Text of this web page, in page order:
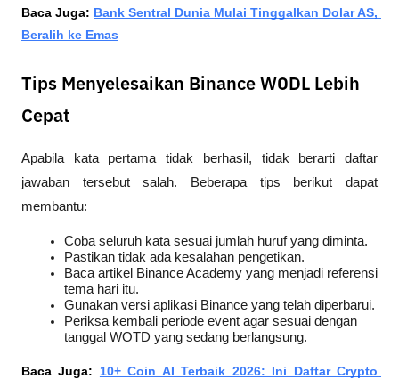
Baca Juga: Bank Sentral Dunia Mulai Tinggalkan Dolar AS,
Beralih ke Emas
Tips Menyelesaikan Binance WODL Lebih
Cepat
Apabila kata pertama tidak berhasil, tidak berarti daftar
jawaban tersebut salah. Beberapa tips berikut dapat
membantu:
Coba seluruh kata sesuai jumlah huruf yang diminta.
Pastikan tidak ada kesalahan pengetikan.
Baca artikel Binance Academy yang menjadi referensi
tema hari itu.
Gunakan versi aplikasi Binance yang telah diperbarui.
Periksa kembali periode event agar sesuai dengan
tanggal WOTD yang sedang berlangsung.
Baca Juga: 10+ Coin AI Terbaik 2026: Ini Daftar Crypto